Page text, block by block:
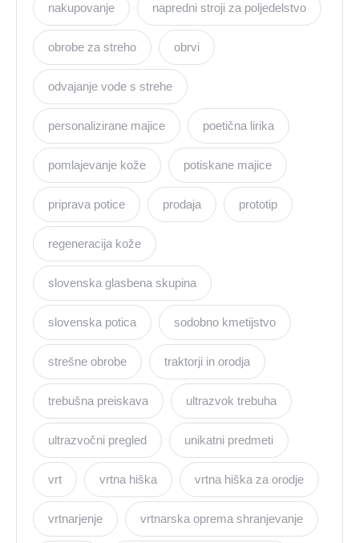
nakupovanje napredni stroji za poljedelstvo
obrobe za streho obrvi
odvajanje vode s strehe
personalizirane majice poetična lirika
pomlajevanje kože potiskane majice
priprava potice prodaja prototip
regeneracija kože
slovenska glasbena skupina
slovenska potica sodobno kmetijstvo
strešne obrobe traktorji in orodja
trebušna preiskava ultrazvok trebuha
ultrazvočni pregled unikatni predmeti
vrt vrtna hiška vrtna hiška za orodje
vrtnarjenje vrtnarska oprema shranjevanje